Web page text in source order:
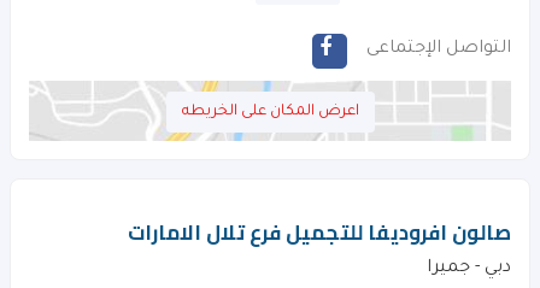
التواصل الإجتماعى
اعرض المكان على الخريطه
صالون افروديفا للتجميل فرع تلال الامارات
دبي - جميرا